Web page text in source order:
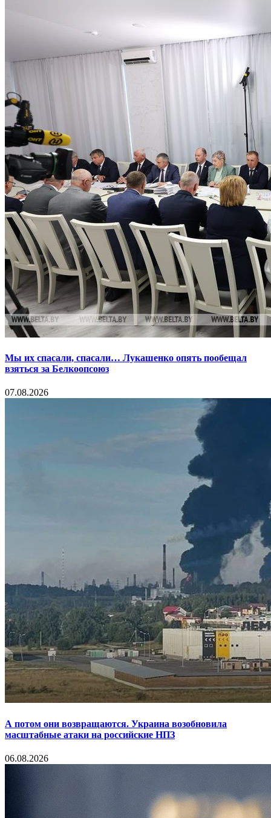
Мы их спасали, спасали… Лукашенко опять пообещал
взяться за Белкоопсоюз
07.08.2026
А потом они возвращаются. Украина возобновила
масштабные атаки на российские НПЗ
06.08.2026